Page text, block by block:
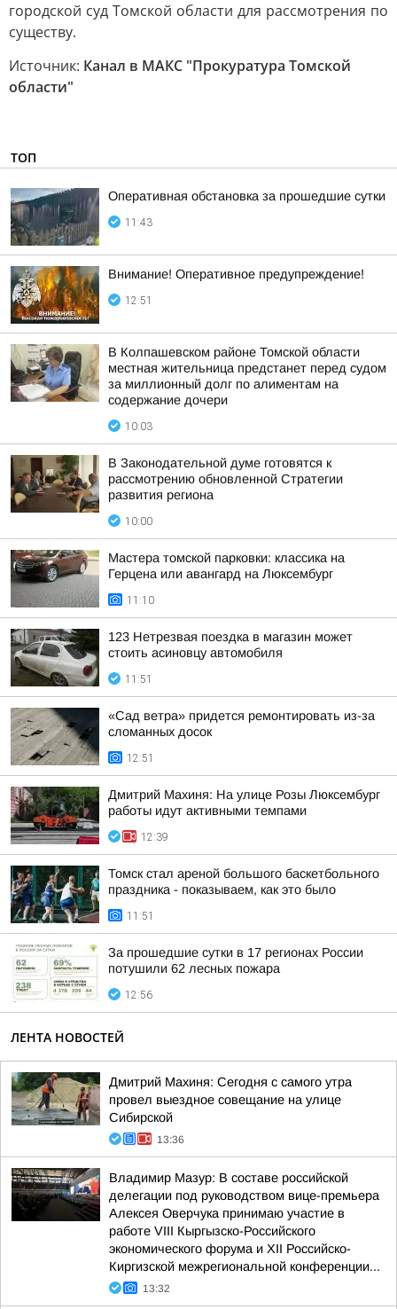
городской суд Томской области для рассмотрения по
существу.
Источник: Канал в МАКС "Прокуратура Томской
области"
ТОП
Оперативная обстановка за прошедшие сутки
11:43
Внимание! Оперативное предупреждение!
12:51
В Колпашевском районе Томской области
местная жительница предстанет перед судом
за миллионный долг по алиментам на
содержание дочери
10:03
В Законодательной думе готовятся к
рассмотрению обновленной Стратегии
развития региона
10:00
Мастера томской парковки: классика на
Герцена или авангард на Люксембург
11:10
123 Нетрезвая поездка в магазин может
стоить асиновцу автомобиля
11:51
«Сад ветра» придется ремонтировать из-за
сломанных досок
12:51
Дмитрий Махиня: На улице Розы Люксембург
работы идут активными темпами
12:39
Томск стал ареной большого баскетбольного
праздника - показываем, как это было
11:51
За прошедшие сутки в 17 регионах России
потушили 62 лесных пожара
12:56
ЛЕНТА НОВОСТЕЙ
Дмитрий Махиня: Сегодня с самого утра
провел выездное совещание на улице
Сибирской
13:36
Владимир Мазур: В составе российской
делегации под руководством вице-премьера
Алексея Оверчука принимаю участие в
работе VIII Кыргызско-Российского
экономического форума и XII Российско-
Киргизской межрегиональной конференции...
13:32